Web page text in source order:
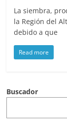
La siembra,
la Región del
debido a que
Read more
Buscador